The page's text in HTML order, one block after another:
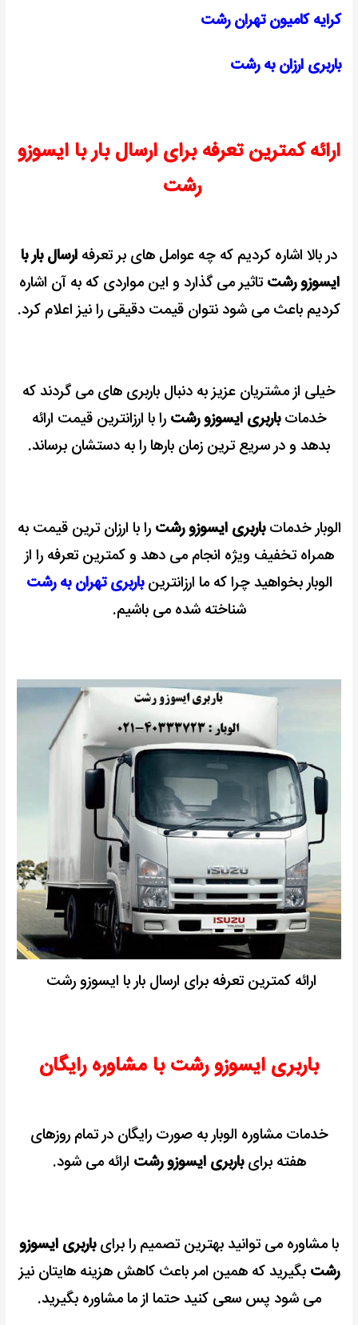
کرایه کامیون تهران رشت
باربری ارزان به رشت
ارائه کمترین تعرفه برای ارسال بار با ایسوزو
رشت
در بالا اشاره کردیم که چه عوامل های بر تعرفه ارسال بار با
ایسوزو رشتتاثیر می گذارد و این مواردی که به آن اشاره
کردیم باعث می شود نتوان قیمت دقیقی را نیز اعلام کرد.
خیلی از مشتریان عزیز به دنبال باربری های می گردند که
خدماتباربری ایسوزو رشت را با ارزانترین قیمت ارائه
بدهد و در سریع ترین زمان بارها را به دستشان برساند.
الوبار خدماتباربری ایسوزو رشت را با ارزان ترین قیمت به
همراه تخفیف ویژه انجام می دهد و کمترین تعرفه را از
الوبار بخواهید چرا که ما ارزانترینباربری تهران به رشت
شناخته شده می باشیم.
ارائه کمترین تعرفه برای ارسال بار با ایسوزو رشت
باربری ایسوزو رشت با مشاوره رایگان
خدمات مشاوره الوبار به صورت رایگان در تمام روزهای
هفته برایباربری ایسوزو رشت ارائه می شود.
با مشاوره می توانید بهترین تصمیم را برایباربری ایسوزو
رشت بگیرید که همین امر باعث کاهش هزینه هایتان نیز
می شود پس سعی کنید حتما از ما مشاوره بگیرید.